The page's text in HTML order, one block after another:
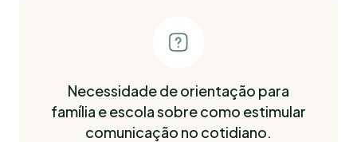
Necessidade de orientação para
família e escola sobre como estimular
comunicação no cotidiano.